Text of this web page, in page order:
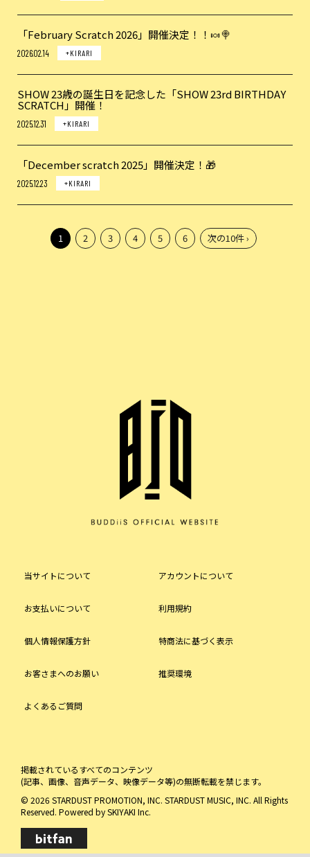
「February Scratch 2026」開催決定！！🍬🍭
2026.02.14 +KIRARI
SHOW 23歳の誕生日を記念した「SHOW 23rd BIRTHDAY
SCRATCH」開催！
2025.12.31 +KIRARI
「December scratch 2025」開催決定！🎁
2025.12.23 +KIRARI
1 2 3 4 5 6 次の10件 ›
当サイトについて アカウントについて
お支払いについて 利用規約
個人情報保護方針 特商法に基づく表示
お客さまへのお願い 推奨環境
よくあるご質問
掲載されているすべてのコンテンツ
(記事、画像、音声データ、映像データ等)の無断転載を禁じます。
© 2026 STARDUST PROMOTION, INC. STARDUST MUSIC, INC. All Rights
Reserved. Powered bySKIYAKI Inc.